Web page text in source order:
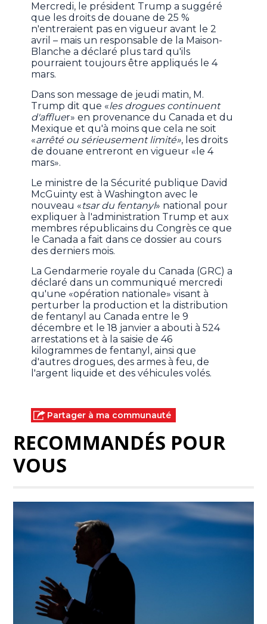
Mercredi, le président Trump a suggéré
que les droits de douane de 25 %
n'entreraient pas en vigueur avant le 2
avril – mais un responsable de la Maison-
Blanche a déclaré plus tard qu'ils
pourraient toujours être appliqués le 4
mars.
Dans son message de jeudi matin, M.
Trump dit que «les drogues continuent
d'affluer» en provenance du Canada et du
Mexique et qu'à moins que cela ne soit
«arrêté ou sérieusement limité», les droits
de douane entreront en vigueur «le 4
mars».
Le ministre de la Sécurité publique David
McGuinty est à Washington avec le
nouveau «tsar du fentanyl» national pour
expliquer à l'administration Trump et aux
membres républicains du Congrès ce que
le Canada a fait dans ce dossier au cours
des derniers mois.
La Gendarmerie royale du Canada (GRC) a
déclaré dans un communiqué mercredi
qu'une «opération nationale» visant à
perturber la production et la distribution
de fentanyl au Canada entre le 9
décembre et le 18 janvier a abouti à 524
arrestations et à la saisie de 46
kilogrammes de fentanyl, ainsi que
d'autres drogues, des armes à feu, de
l'argent liquide et des véhicules volés.
Partager à ma communauté
RECOMMANDÉS POUR
VOUS